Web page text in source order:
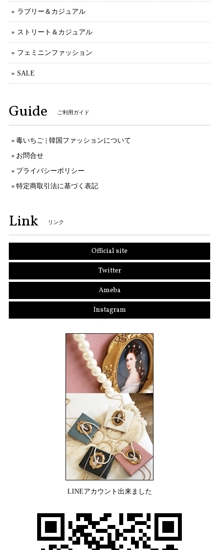
ラブリー＆カジュアル
ストリート＆カジュアル
フェミニンファッション
SALE
Guide ご利用ガイド
毒いちご | 韓国ファッションについて
お問合せ
プライバシーポリシー
特定商取引法に基づく表記
Link リンク
Official site
Twitter
Ameba
Instagram
LINEアカウント出来ました